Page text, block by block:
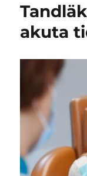
akuta